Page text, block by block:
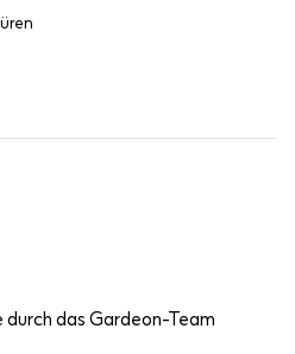
das Gardeon-Team